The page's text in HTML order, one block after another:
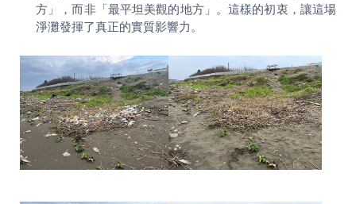
方」，而非「最平坦美觀的地方」。這樣的初衷，讓這場
淨灘發揮了真正的實質影響力。